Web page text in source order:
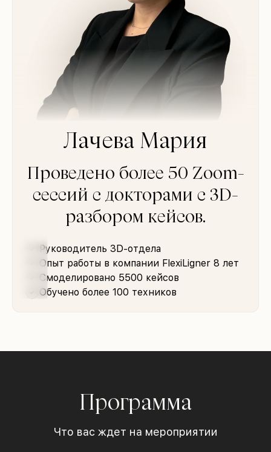
Лачева Мария
Проведено более 50 Zoom-
сессий с докторами с 3D-
разбором кейсов.
Руководитель 3D-отдела
Опыт работы в компании FlexiLigner 8 лет
Смоделировано 5500 кейсов
Обучено более 100 техников
Программа
Что вас ждет на мероприятии